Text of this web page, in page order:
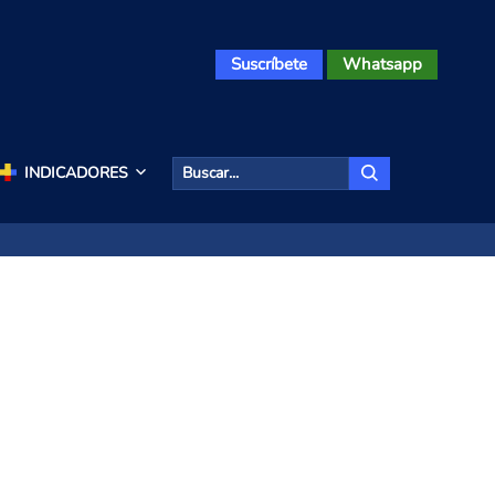
Suscríbete Whatsapp
INDICADORES